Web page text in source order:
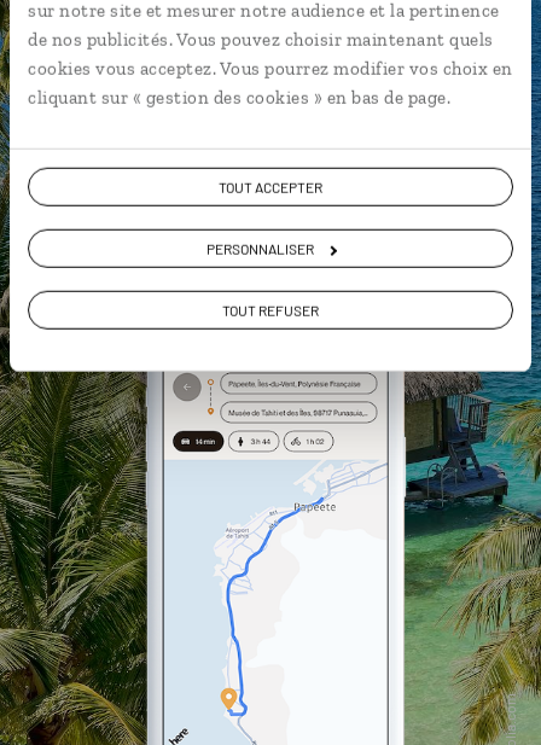
sur notre site et mesurer notre audience et la pertinence
de nos publicités. Vous pouvez choisir maintenant quels
cookies vous acceptez. Vous pourrez modifier vos choix en
cliquant sur « gestion des cookies » en bas de page.
TOUT ACCEPTER
PERSONNALISER
TOUT REFUSER
Les plus beaux spots de snokeling
géolocalisés
L'album souvenirs à composer
DÉCOUVRIR LUCIOLE